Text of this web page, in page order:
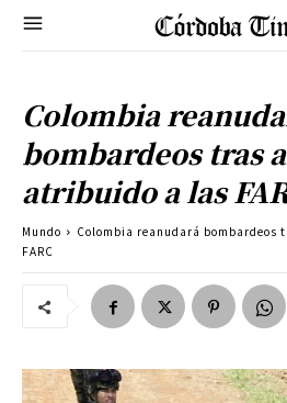
Colombia
bombardeos tras
atribuido a las
Mundo
Colombia reanudará
FARC